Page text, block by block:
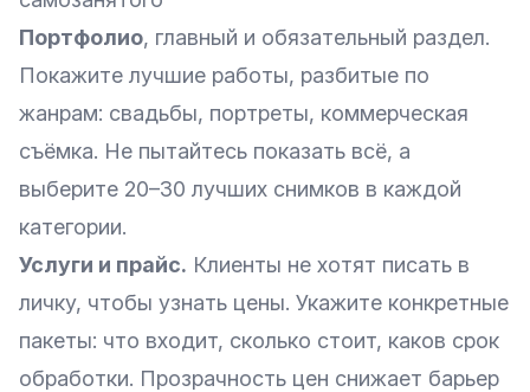
Портфолио, главный и обязательный раздел.
Покажите лучшие работы, разбитые по
жанрам: свадьбы, портреты, коммерческая
съёмка. Не пытайтесь показать всё, а
выберите 20–30 лучших снимков в каждой
категории.
Услуги и прайс. Клиенты не хотят писать в
личку, чтобы узнать цены. Укажите конкретные
пакеты: что входит, сколько стоит, каков срок
обработки. Прозрачность цен снижает барьер